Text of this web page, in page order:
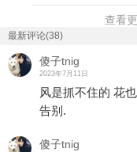
查看
最新评论(38)
傻子tnig
2023年7月11日
风是抓不住的 花
告别.
傻子tnig